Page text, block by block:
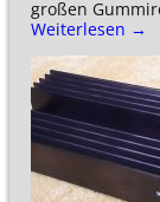
großen
Weiterlesen →